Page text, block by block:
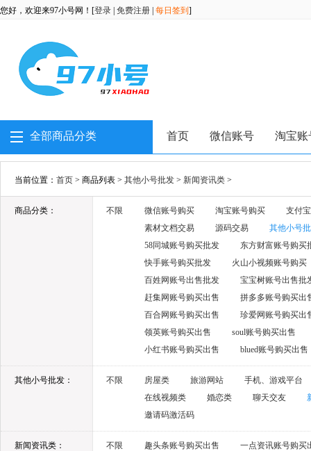
您好，欢迎来97小号网！[登录 免费注册 每日签到 ]
全部商品分类 首页 微信账号 淘宝账
当前位置： 首页 > 商品列表 > 其他小号批发 > 新闻资讯类 >
商品分类： 不限 微信账号购买 淘宝账号购买
支付
素材文档交易
源码交易
其他小号
58同城账号购买批发
东方财富账号购买
快手账号购买批发
火山小视频账号购买
百姓网账号出售批发
宝宝树账号出售批
赶集网账号购买出售
拼多多账号购买出
百合网账号购买出售
珍爱网账号购买出
领英账号购买出售
soul账号购买出售
小红书账号购买出售
blued账号购买出售
其他小号批发： 不限 房屋类 旅游网站
手机、游戏平台
在线视频类
婚恋类 聊天交友
邀请码激活码
新闻资讯类： 不限 趣头条账号购买出售
一点资讯账号购买